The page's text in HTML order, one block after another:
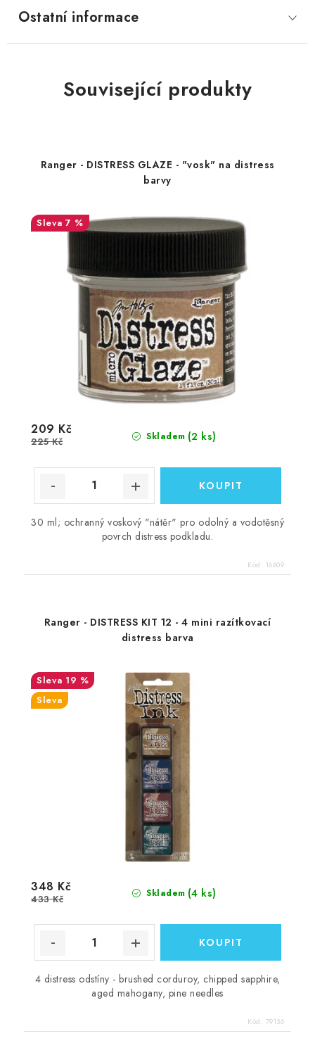
Ostatní informace
Související produkty
Ranger - DISTRESS GLAZE - "vosk" na distress
barvy
7 %
Skladem (2 ks)
209 Kč
225 Kč
30 ml; ochranný voskový "nátěr" pro odolný a vodotěsný
povrch distress podkladu.
Kód: 16609
Ranger - DISTRESS KIT 12 - 4 mini razítkovací
distress barva
19 %
Sleva
Skladem (4 ks)
348 Kč
433 Kč
4 distress odstíny - brushed corduroy, chipped sapphire,
aged mahogany, pine needles
Kód: 79136